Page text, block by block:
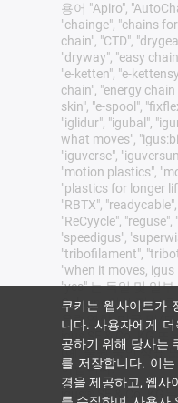
용어 "Apiro",
"chainge", "chains
chain", "CTD",
"dryway", "easy
"e-ketten", "e-
chain", "energy
skin", "e-spool",
"iglidur", "igubal",
what moves",
"iguverse",
"motion plastics",
"plastics for longer
"RBTX",
"ReCyycle",
"speedigus",
"tribofilament",
"when it moves, igus
"yes" 는 독일 및 일
Cologne의 법적 보
유럽연합, 미국 및/
igus SE & Co. KG
(예: 출원 중인 상표
아닙니다.
igus® SE & Co. KG
쿠키는 웹사이트가
니다. 사용자에게
공하기 위해 당사는
를 저장합니다. 이
경을 제공하고, 웹사